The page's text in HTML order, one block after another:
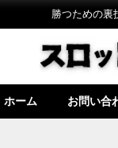
勝つための裏
ホーム お問い合